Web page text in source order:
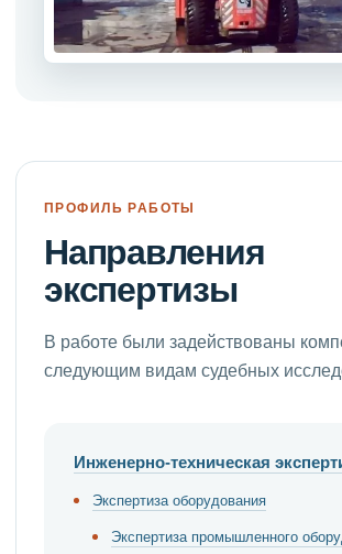
ПРОФИЛЬ РАБОТЫ
Направления
экспертизы
В работе были задействованы
следующим видам судебных
Инженерно-техническая
Экспертиза оборудования
Экспертиза промышленного